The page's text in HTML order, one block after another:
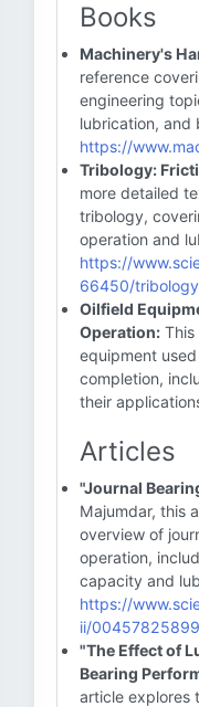
Books
Machinery's
reference
engineering
lubrication, and
https://
Tribology:
more detailed
tribology,
operation and
https://
66450/tribology
Oilfield
Operation:
equipment
completion,
their
Articles
"Journal
Majumdar, this
overview of
operation,
capacity and
https://
ii/
"The Effect of
Bearing
article explores